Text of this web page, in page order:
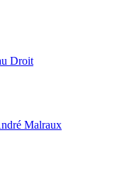
Droit
Malraux